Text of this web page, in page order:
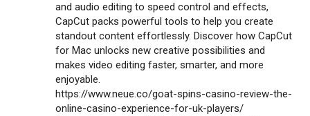
and audio editing to speed control and effects,
CapCut packs powerful tools to help you create
standout content effortlessly. Discover how CapCut
for Mac unlocks new creative possibilities and
makes video editing faster, smarter, and more
enjoyable.
https://www.neue.co/goat-spins-casino-review-the-
online-casino-experience-for-uk-players/